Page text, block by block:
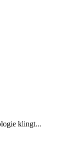
klingt...